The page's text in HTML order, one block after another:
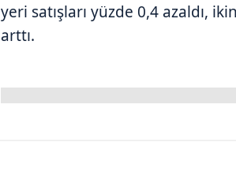
yeri satışları yüzde 0,4 azaldı,
arttı.